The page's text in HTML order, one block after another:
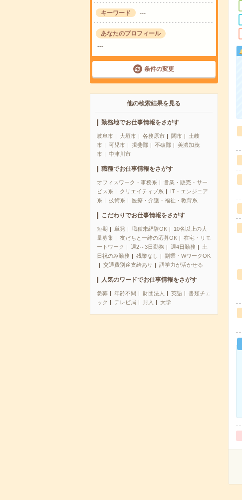
キーワード ---
あなたのプロフィール
---
条件の変更
他の検索結果を見る
勤務地でお仕事情報をさがす
岐阜市 大垣市 各務原市 関市
土岐
市
可児市 揖斐郡 不破郡
美濃加茂
市
中津川市
職種でお仕事情報をさがす
オフィスワーク・事務系
営業・販売・サー
ビス系
クリエイティブ系
IT・エンジニア
系
技術系 医療・介護・福祉・教育系
こだわりでお仕事情報をさがす
短期 単発 職種未経験OK
10名以上の大
量募集
友だちと一緒の応募OK
在宅・リモ
ートワーク
週2～3日勤務 週4日勤務
土
日祝のみ勤務
残業なし
副業・WワークOK
交通費別途支給あり
語学力が活かせる
人気のワードでお仕事情報をさがす
急募 年齢不問 財団法人 英語
書類チェ
ック
テレビ局 封入 大学